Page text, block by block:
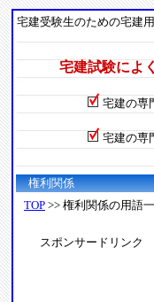
宅建受験生のための宅建
宅建試験によ
宅建の専
宅建の専
権利関係
TOP >> 権利関係の用語
スポンサードリンク